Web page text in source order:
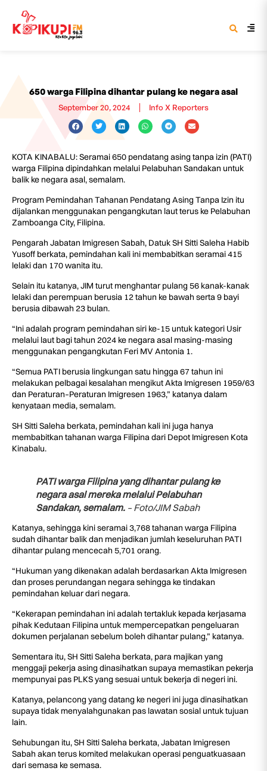
650 warga Filipina dihantar pulang ke negara asal
September 20, 2024 Info X Reporters
KOTA KINABALU: Seramai 650 pendatang asing tanpa izin (PATI)
warga Filipina dipindahkan melalui Pelabuhan Sandakan untuk
balik ke negara asal, semalam.
Program Pemindahan Tahanan Pendatang Asing Tanpa Izin itu
dijalankan menggunakan pengangkutan laut terus ke Pelabuhan
Zamboanga City, Filipina.
Pengarah Jabatan Imigresen Sabah, Datuk SH Sitti Saleha Habib
Yusoff berkata, pemindahan kali ini membabitkan seramai 415
lelaki dan 170 wanita itu.
Selain itu katanya, JIM turut menghantar pulang 56 kanak-kanak
lelaki dan perempuan berusia 12 tahun ke bawah serta 9 bayi
berusia dibawah 23 bulan.
“Ini adalah program pemindahan siri ke-15 untuk kategori Usir
melalui laut bagi tahun 2024 ke negara asal masing-masing
menggunakan pengangkutan Feri MV Antonia 1.
“Semua PATI berusia lingkungan satu hingga 67 tahun ini
melakukan pelbagai kesalahan mengikut Akta Imigresen 1959/63
dan Peraturan–Peraturan Imigresen 1963,” katanya dalam
kenyataan media, semalam.
SH Sitti Saleha berkata, pemindahan kali ini juga hanya
membabitkan tahanan warga Filipina dari Depot Imigresen Kota
Kinabalu.
PATI warga Filipina yang dihantar pulang ke
negara asal mereka melalui Pelabuhan
Sandakan, semalam. – Foto/JIM Sabah
Katanya, sehingga kini seramai 3,768 tahanan warga Filipina
sudah dihantar balik dan menjadikan jumlah keseluruhan PATI
dihantar pulang mencecah 5,701 orang.
“Hukuman yang dikenakan adalah berdasarkan Akta Imigresen
dan proses perundangan negara sehingga ke tindakan
pemindahan keluar dari negara.
“Kekerapan pemindahan ini adalah tertakluk kepada kerjasama
pihak Kedutaan Filipina untuk mempercepatkan pengeluaran
dokumen perjalanan sebelum boleh dihantar pulang,” katanya.
Sementara itu, SH Sitti Saleha berkata, para majikan yang
menggaji pekerja asing dinasihatkan supaya memastikan pekerja
mempunyai pas PLKS yang sesuai untuk bekerja di negeri ini.
Katanya, pelancong yang datang ke negeri ini juga dinasihatkan
supaya tidak menyalahgunakan pas lawatan sosial untuk tujuan
lain.
Sehubungan itu, SH Sitti Saleha berkata, Jabatan Imigresen
Sabah akan terus komited melakukan operasi penguatkuasaan
dari semasa ke semasa.